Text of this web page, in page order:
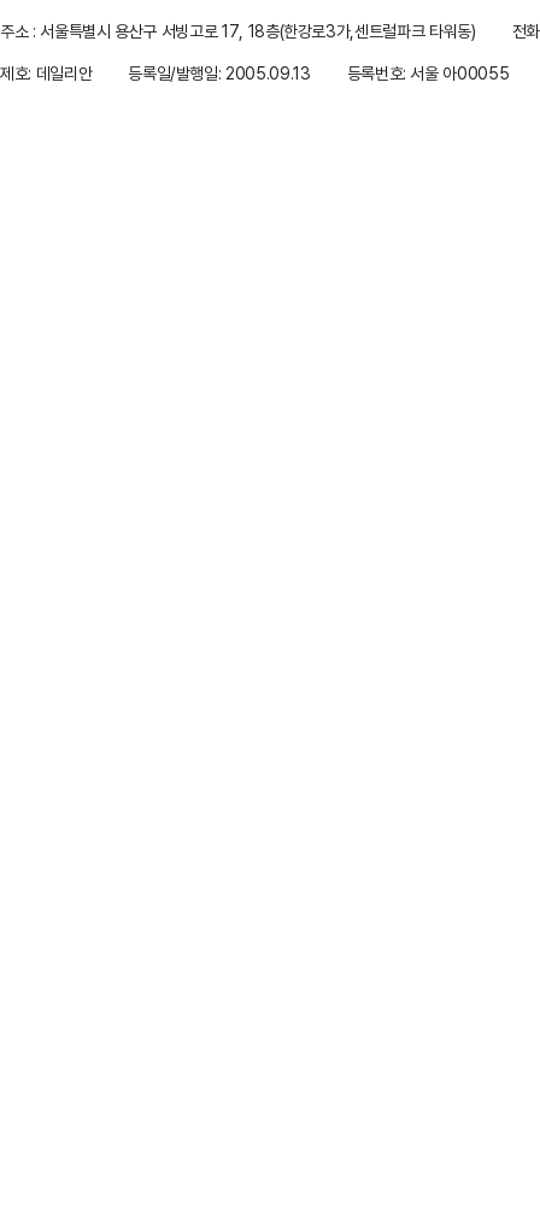
주소 : 서울특별시 용산구 서빙고로 17, 18층(한강로3가,센트럴파크 타워동)
전
제호: 데일리안
등록일/발행일: 2005.09.13 등록번호: 서울 아00055